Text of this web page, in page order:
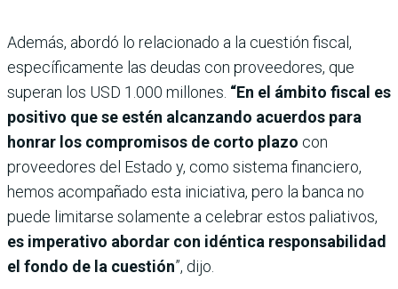
Además, abordó lo relacionado a la cuestión fiscal,
específicamente las deudas con proveedores, que
superan los USD 1.000 millones. “En el ámbito fiscal es
positivo que se estén alcanzando acuerdos para
honrar los compromisos de corto plazo con
proveedores del Estado y, como sistema financiero,
hemos acompañado esta iniciativa, pero la banca no
puede limitarse solamente a celebrar estos paliativos,
es imperativo abordar con idéntica responsabilidad
el fondo de la cuestión”, dijo.